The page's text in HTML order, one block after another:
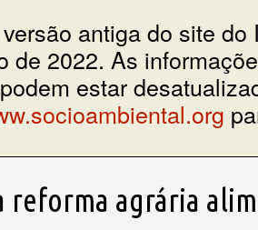
antiga do site do
de 2022. As
estar
reforma agrária